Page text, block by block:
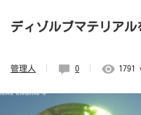
ディゾルブマテリアル
管理人 0 1791